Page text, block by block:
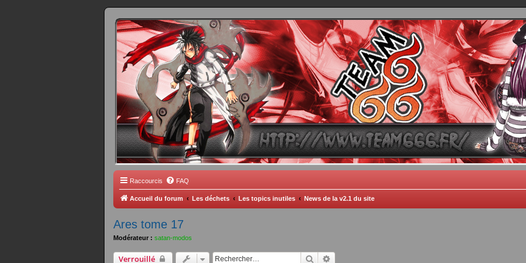
FORUM TEAM 666
Scantrad Ares, B One, Blaster Knuckle et Death Trance
Raccourcis FAQ
Accueil du forum Les déchets Les topics inutiles News de la v2.1 du site
Ares tome 17
Modérateur : satan-modos
Verrouillé Rechercher